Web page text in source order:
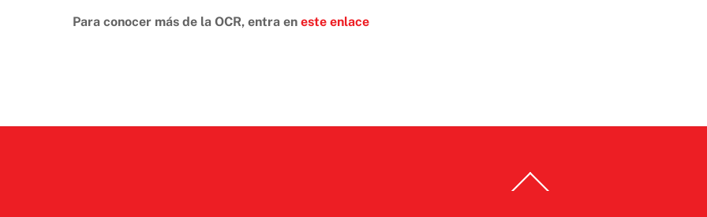
Para conocer más de la OCR, entra en este enlace
To